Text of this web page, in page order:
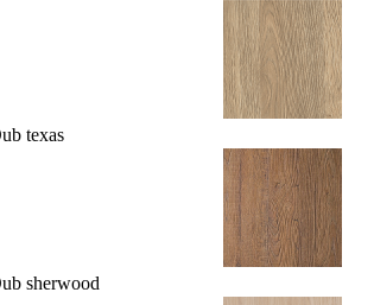
texas
sherwood